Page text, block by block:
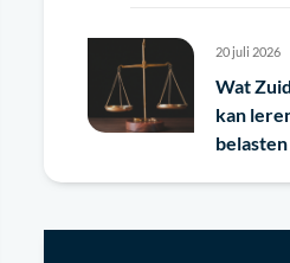
20 juli 2026
Wat
kan